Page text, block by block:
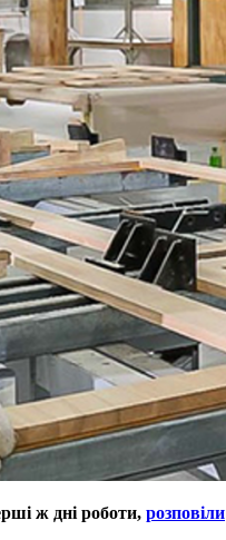
ж дні роботи, розповіли